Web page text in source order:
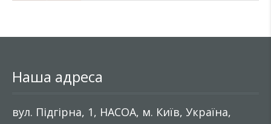
Наша адреса
вул. Підгірна, 1, НАСОА, м. Київ, Україна,